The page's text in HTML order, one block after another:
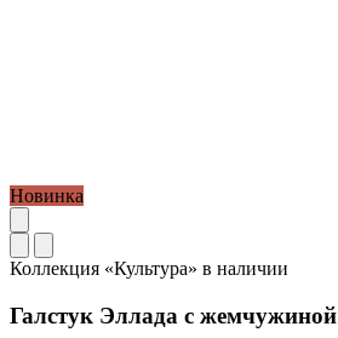
Новинка
Коллекция «Культура» в наличии
Галстук Эллада с жемчужиной